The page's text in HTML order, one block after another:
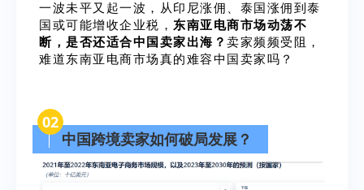
一波未平又起一波，从印尼涨佣、泰国涨佣到泰
国或可能增收企业税， 东南亚电商市场动荡不
断，是否还适合中国卖家出海？ 卖家频频受阻，
难道东南亚电商市场真的难容中国卖家吗？
02
中国跨境卖家如何破局发展？